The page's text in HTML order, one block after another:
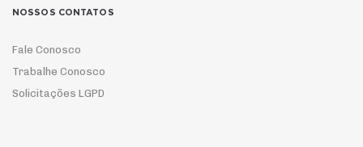
NOSSOS CONTATOS
Fale Conosco
Trabalhe Conosco
Solicitações LGPD